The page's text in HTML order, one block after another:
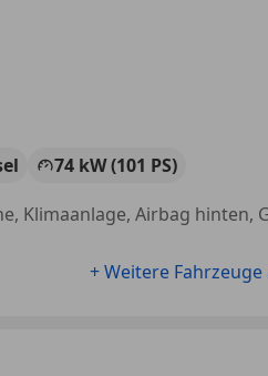
74 kW (101 PS)
+ Weitere